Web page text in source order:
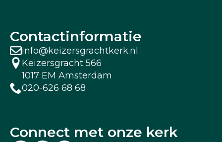
Contactinformatie
info@keizersgrachtkerk.nl
Keizersgracht 566
1017 EM Amsterdam
020-626 68 68
Connect met onze kerk